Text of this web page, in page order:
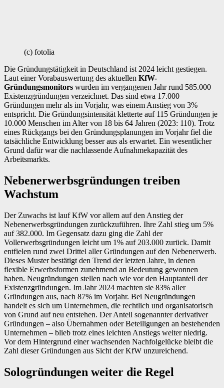
(c) fotolia
Die Gründungstätigkeit in Deutschland ist 2024 leicht gestiegen.
Laut einer Vorabauswertung des aktuellen KfW-
Gründungsmonitors wurden im vergangenen Jahr rund 585.000
Existenzgründungen verzeichnet. Das sind etwa 17.000
Gründungen mehr als im Vorjahr, was einem Anstieg von 3%
entspricht. Die Gründungsintensität kletterte auf 115 Gründungen je
10.000 Menschen im Alter von 18 bis 64 Jahren (2023: 110). Trotz
eines Rückgangs bei den Gründungsplanungen im Vorjahr fiel die
tatsächliche Entwicklung besser aus als erwartet. Ein wesentlicher
Grund dafür war die nachlassende Aufnahmekapazität des
Arbeitsmarkts.
Nebenerwerbsgründungen treiben
Wachstum
Der Zuwachs ist lauf KfW vor allem auf den Anstieg der
Nebenerwerbsgründungen zurückzuführen. Ihre Zahl stieg um 5%
auf 382.000. Im Gegensatz dazu ging die Zahl der
Vollerwerbsgründungen leicht um 1% auf 203.000 zurück. Damit
entfielen rund zwei Drittel aller Gründungen auf den Nebenerwerb.
Dieses Muster bestätigt den Trend der letzten Jahre, in denen
flexible Erwerbsformen zunehmend an Bedeutung gewonnen
haben. Neugründungen stellen nach wie vor den Hauptanteil der
Existenzgründungen. Im Jahr 2024 machten sie 83% aller
Gründungen aus, nach 87% im Vorjahr. Bei Neugründungen
handelt es sich um Unternehmen, die rechtlich und organisatorisch
von Grund auf neu entstehen. Der Anteil sogenannter derivativer
Gründungen – also Übernahmen oder Beteiligungen an bestehenden
Unternehmen – blieb trotz eines leichten Anstiegs weiter niedrig.
Vor dem Hintergrund einer wachsenden Nachfolgelücke bleibt die
Zahl dieser Gründungen aus Sicht der KfW unzureichend.
Sologründungen weiter die Regel